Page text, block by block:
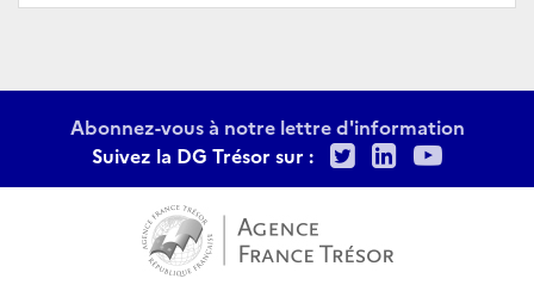
Abonnez-vous à notre lettre d'information
Suivez la DG Trésor sur :
TwitterLinkedIn